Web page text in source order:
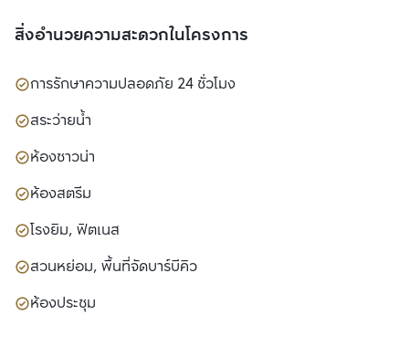
สิ่งอำนวยความสะดวกในโครงการ
การรักษาความปลอดภัย 24 ชั่วโมง
สระว่ายน้ำ
ห้องซาวน่า
ห้องสตรีม
โรงยิม, ฟิตเนส
สวนหย่อม, พื้นที่จัดบาร์บีคิว
ห้องประชุม